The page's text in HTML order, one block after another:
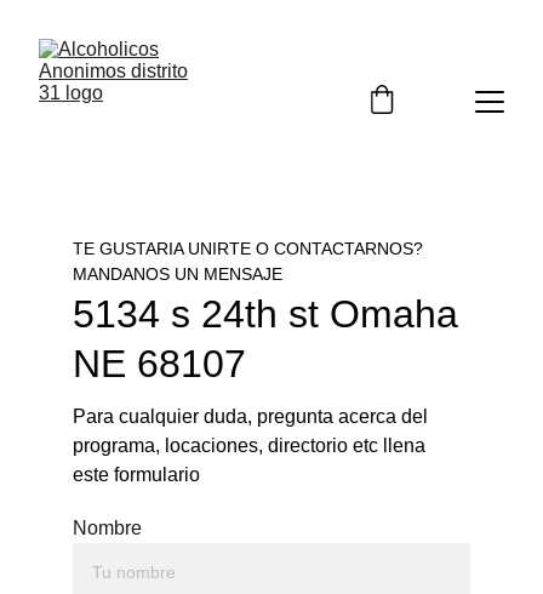
TE GUSTARIA UNIRTE O CONTACTARNOS?
MANDANOS UN MENSAJE
5134 s 24th st Omaha
NE 68107
Para cualquier duda, pregunta acerca del
programa, locaciones, directorio etc llena
este formulario
Nombre